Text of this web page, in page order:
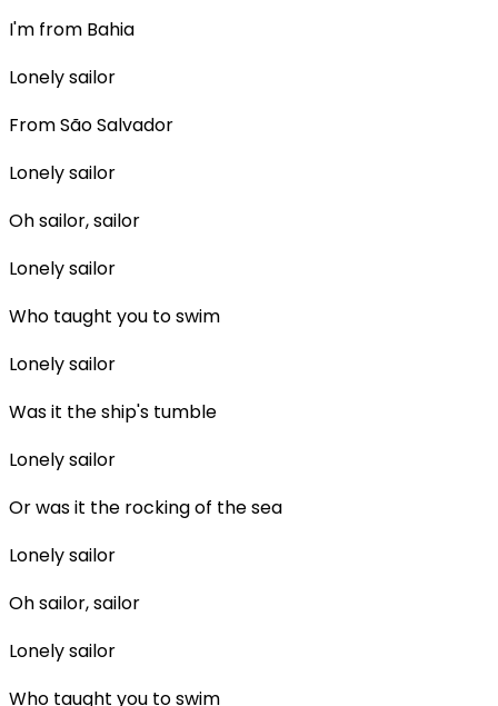
I'm from Bahia
Lonely sailor
From São Salvador
Lonely sailor
Oh sailor, sailor
Lonely sailor
Who taught you to swim
Lonely sailor
Was it the ship's tumble
Lonely sailor
Or was it the rocking of the sea
Lonely sailor
Oh sailor, sailor
Lonely sailor
Who taught you to swim